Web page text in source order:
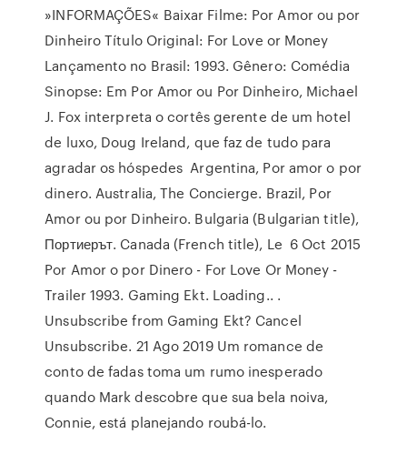
»INFORMAÇÕES« Baixar Filme: Por Amor ou por
Dinheiro Título Original: For Love or Money
Lançamento no Brasil: 1993. Gênero: Comédia
Sinopse: Em Por Amor ou Por Dinheiro, Michael
J. Fox interpreta o cortês gerente de um hotel
de luxo, Doug Ireland, que faz de tudo para
agradar os hóspedes Argentina, Por amor o por
dinero. Australia, The Concierge. Brazil, Por
Amor ou por Dinheiro. Bulgaria (Bulgarian title),
Портиерът. Canada (French title), Le 6 Oct 2015
Por Amor o por Dinero - For Love Or Money -
Trailer 1993. Gaming Ekt. Loading.. .
Unsubscribe from Gaming Ekt? Cancel
Unsubscribe. 21 Ago 2019 Um romance de
conto de fadas toma um rumo inesperado
quando Mark descobre que sua bela noiva,
Connie, está planejando roubá-lo.